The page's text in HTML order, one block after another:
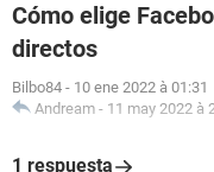
Cómo elige
directos
Bilbo84 - 10 ene 2022 à 01:31
Andream - 11 may 2022 à
1 respuesta